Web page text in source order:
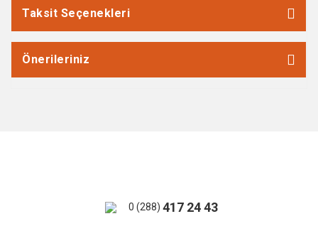
Taksit Seçenekleri
Önerileriniz
0 (288) 417 24 43